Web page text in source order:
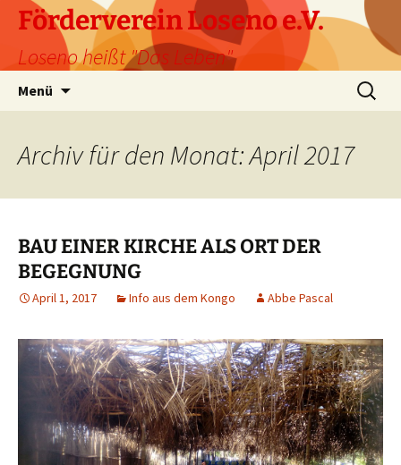
Förderverein Loseno e.V.
Loseno heißt "Das Leben"
Menü
Suche
nach:
Archiv für den Monat: April 2017
BAU EINER KIRCHE ALS ORT DER
BEGEGNUNG
April 1, 2017 Info aus dem Kongo Abbe Pascal